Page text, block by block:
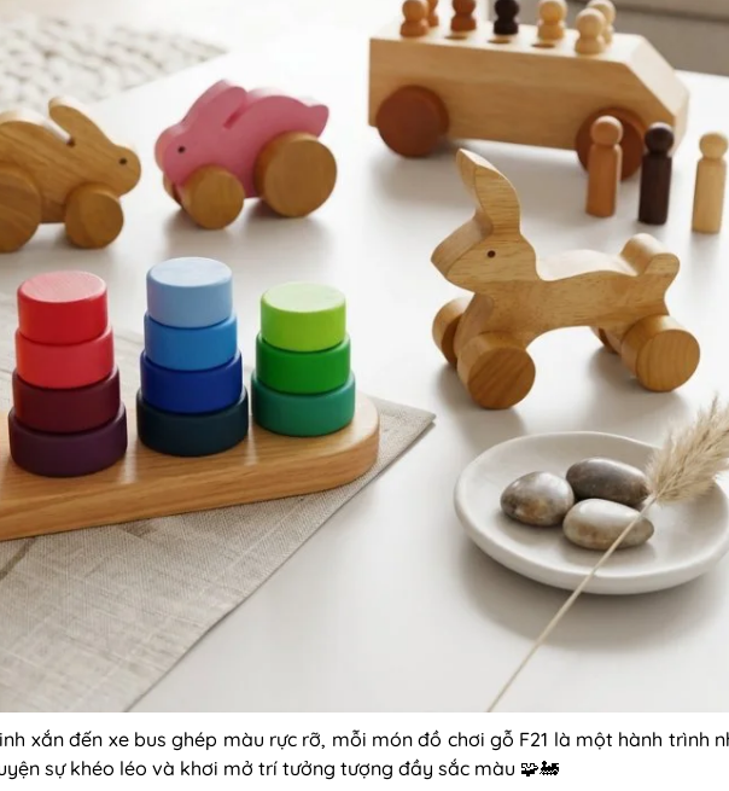
xắn đến xe bus ghép màu rực rỡ, mỗi món đồ chơi gỗ F21 là một hành trình
sự khéo léo và khơi mở trí tưởng tượng đầy sắc màu 🧩🚂